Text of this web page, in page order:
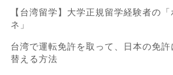
【台湾留学】大学正規留学経験者の「
ネ」
台湾で運転免許を取って、日本の免許
替える方法